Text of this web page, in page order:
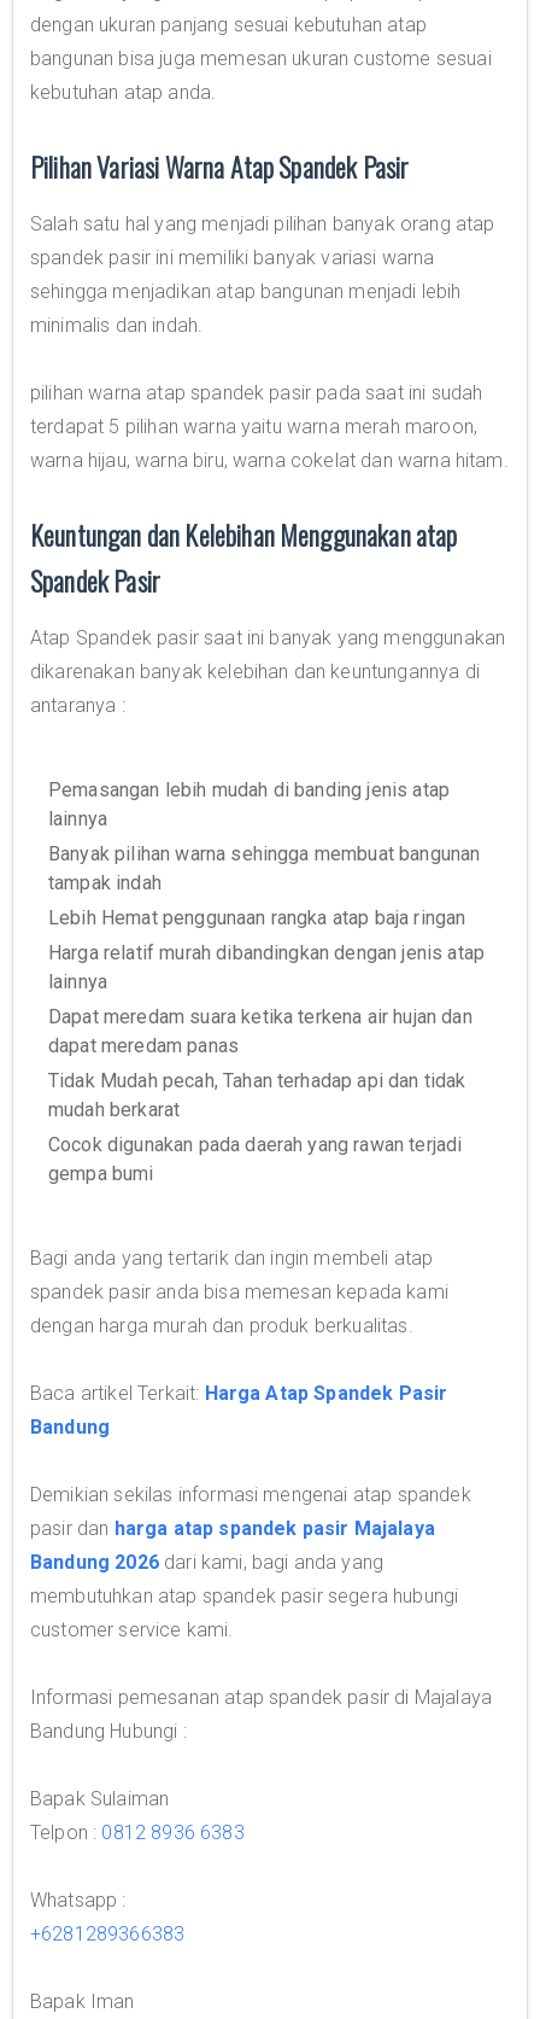
dengan ukuran panjang sesuai kebutuhan atap
bangunan bisa juga memesan ukuran custome sesuai
kebutuhan atap anda.
Pilihan Variasi Warna Atap Spandek Pasir
Salah satu hal yang menjadi pilihan banyak orang atap
spandek pasir ini memiliki banyak variasi warna
sehingga menjadikan atap bangunan menjadi lebih
minimalis dan indah.
pilihan warna atap spandek pasir pada saat ini sudah
terdapat 5 pilihan warna yaitu warna merah maroon,
warna hijau, warna biru, warna cokelat dan warna hitam.
Keuntungan dan Kelebihan Menggunakan atap
Spandek Pasir
Atap Spandek pasir saat ini banyak yang menggunakan
dikarenakan banyak kelebihan dan keuntungannya di
antaranya :
Pemasangan lebih mudah di banding jenis atap
lainnya
Banyak pilihan warna sehingga membuat bangunan
tampak indah
Lebih Hemat penggunaan rangka atap baja ringan
Harga relatif murah dibandingkan dengan jenis atap
lainnya
Dapat meredam suara ketika terkena air hujan dan
dapat meredam panas
Tidak Mudah pecah, Tahan terhadap api dan tidak
mudah berkarat
Cocok digunakan pada daerah yang rawan terjadi
gempa bumi
Bagi anda yang tertarik dan ingin membeli atap
spandek pasir anda bisa memesan kepada kami
dengan harga murah dan produk berkualitas.
Baca artikel Terkait: Harga Atap Spandek Pasir
Bandung
Demikian sekilas informasi mengenai atap spandek
pasir dan harga atap spandek pasir Majalaya
Bandung 2026dari kami, bagi anda yang
membutuhkan atap spandek pasir segera hubungi
customer service kami.
Informasi pemesanan atap spandek pasir di Majalaya
Bandung Hubungi :
Bapak Sulaiman
Telpon : 0812 8936 6383
Whatsapp :
+6281289366383
Bapak Iman